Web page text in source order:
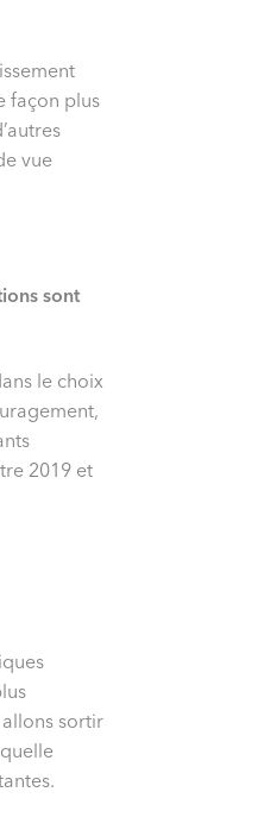
façon plus
vue
sont
le choix
2019 et
sortir